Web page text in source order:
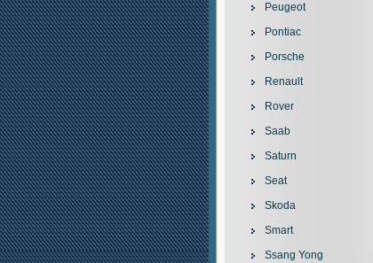
Peugeot
Pontiac
Porsche
Renault
Rover
Saab
Saturn
Seat
Skoda
Smart
Ssang Yong